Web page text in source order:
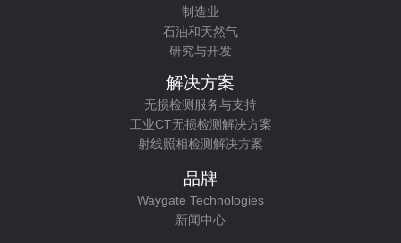
制造业
石油和天然气
研究与开发
解决方案
无损检测服务与支持
工业CT无损检测解决方案
射线照相检测解决方案
品牌
Waygate Technologies
新闻中心